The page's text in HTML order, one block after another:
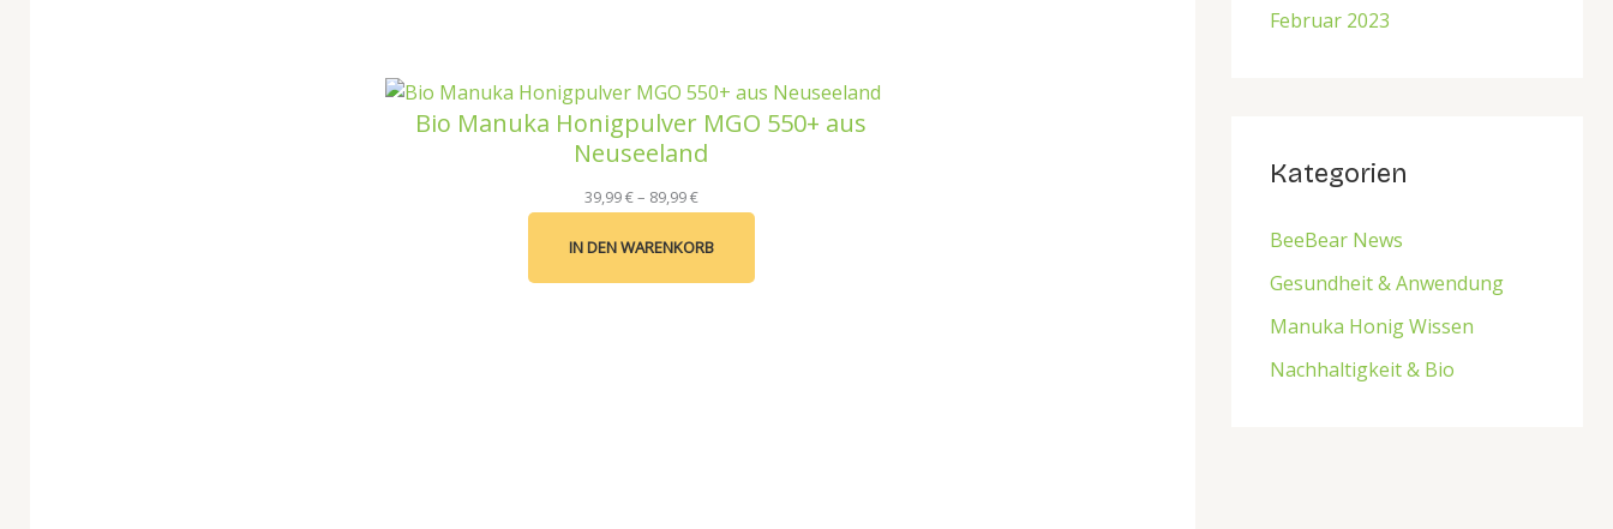
Bio Manuka Honigpulver MGO 550+ aus
Neuseeland
39,99€– 89,99€
IN DEN WARENKORB
Februar 2023
Kategorien
BeeBear News
Gesundheit & Anwendung
Manuka Honig Wissen
Nachhaltigkeit & Bio